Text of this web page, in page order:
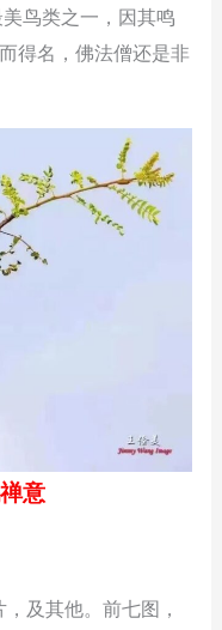
鸟类之一，因其鸣
得名，佛法僧还是非
意
及其他。前七图，